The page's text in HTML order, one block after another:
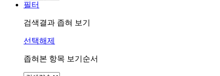
필터
검색결과 좁혀 보기
선택해제
좁혀본 항목 보기순서